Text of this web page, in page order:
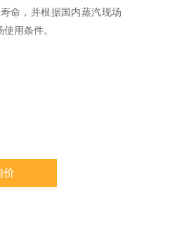
命，并根据国内蒸汽现场
用条件。
价